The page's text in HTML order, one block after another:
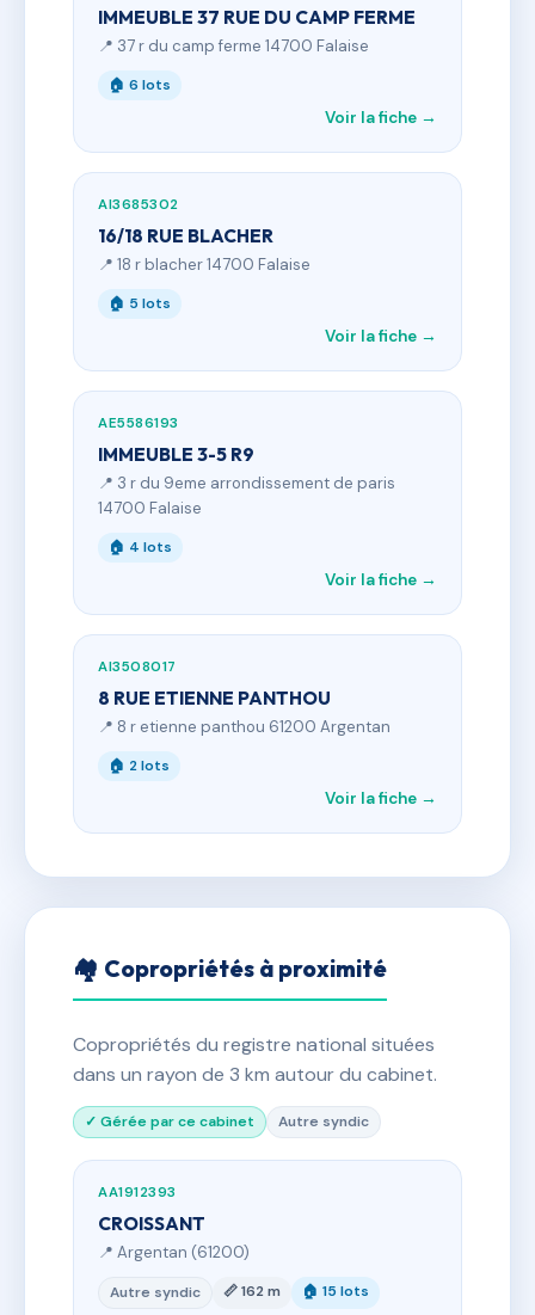
IMMEUBLE 37 RUE DU CAMP FERME
📍 37 r du camp ferme 14700 Falaise
🏠 6 lots
Voir la fiche →
AI3685302
16/18 RUE BLACHER
📍 18 r blacher 14700 Falaise
🏠 5 lots
Voir la fiche →
AE5586193
IMMEUBLE 3-5 R9
📍 3 r du 9eme arrondissement de paris
14700 Falaise
🏠 4 lots
Voir la fiche →
AI3508017
8 RUE ETIENNE PANTHOU
📍 8 r etienne panthou 61200 Argentan
🏠 2 lots
Voir la fiche →
🏘 Copropriétés à proximité
Copropriétés du registre national situées
dans un rayon de 3 km autour du cabinet.
✓ Gérée par ce cabinet Autre syndic
AA1912393
CROISSANT
📍 Argentan (61200)
Autre syndic 📏 162 m 🏠 15 lots